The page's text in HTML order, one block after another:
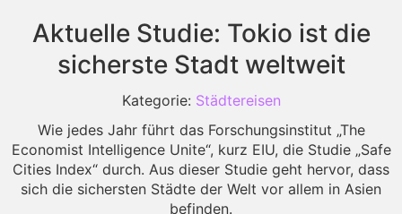
Aktuelle Studie: Tokio ist die
sicherste Stadt weltweit
Kategorie: Städtereisen
Wie jedes Jahr führt das Forschungsinstitut „The
Economist Intelligence Unite“, kurz EIU, die Studie „Safe
Cities Index“ durch. Aus dieser Studie geht hervor, dass
sich die sichersten Städte der Welt vor allem in Asien
befinden.